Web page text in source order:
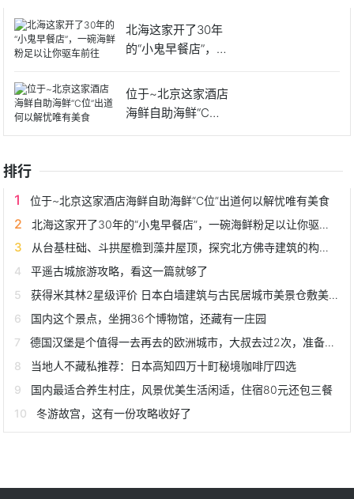
北海这家开了30年
的“小鬼早餐店”，一
位于~北京这家酒店
海鲜自助海鲜“C位”
出
排行
位于~北京这家酒店海鲜自助海鲜“C位”出道何以解忧唯有美食
北海这家开了30年的“小鬼早餐店”，一碗海鲜粉足以让你驱车前往
从台基柱础、斗拱屋檐到藻井屋顶，探究北方佛寺建筑的构造规制
平遥古城旅游攻略，看这一篇就够了
获得米其林2星级评价 日本白墙建筑与古民居城市美景仓敷美观地区
国内这个景点，坐拥36个博物馆，还藏有一庄园
德国汉堡是个值得一去再去的欧洲城市，大叔去过2次，准备再去
当地人不藏私推荐：日本高知四万十町秘境咖啡厅四选
国内最适合养生村庄，风景优美生活闲适，住宿80元还包三餐
冬游故宫，这有一份攻略收好了